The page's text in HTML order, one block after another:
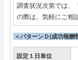
調査状況次第では、
の際は、気軽にご相
＜パターンＤ(成功報酬
設定１日単位